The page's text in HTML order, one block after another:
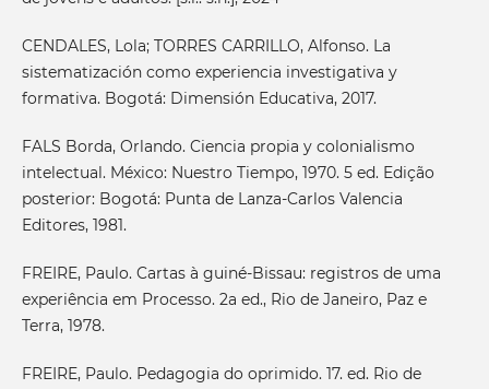
CENDALES, Lola; TORRES CARRILLO, Alfonso. La
sistematización como experiencia investigativa y
formativa. Bogotá: Dimensión Educativa, 2017.
FALS Borda, Orlando. Ciencia propia y colonialismo
intelectual. México: Nuestro Tiempo, 1970. 5 ed. Edição
posterior: Bogotá: Punta de Lanza-Carlos Valencia
Editores, 1981.
FREIRE, Paulo. Cartas à guiné-Bissau: registros de uma
experiência em Processo. 2a ed., Rio de Janeiro, Paz e
Terra, 1978.
FREIRE, Paulo. Pedagogia do oprimido. 17. ed. Rio de